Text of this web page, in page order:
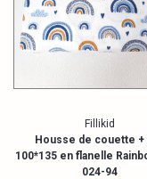
Fillikid
Housse de couette +
100*135 en flanelle
024-94